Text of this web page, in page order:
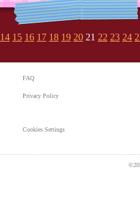
14 15 16 17 18 19 20 21 22 23 24
FAQ
Privacy Policy
Cookies Settings